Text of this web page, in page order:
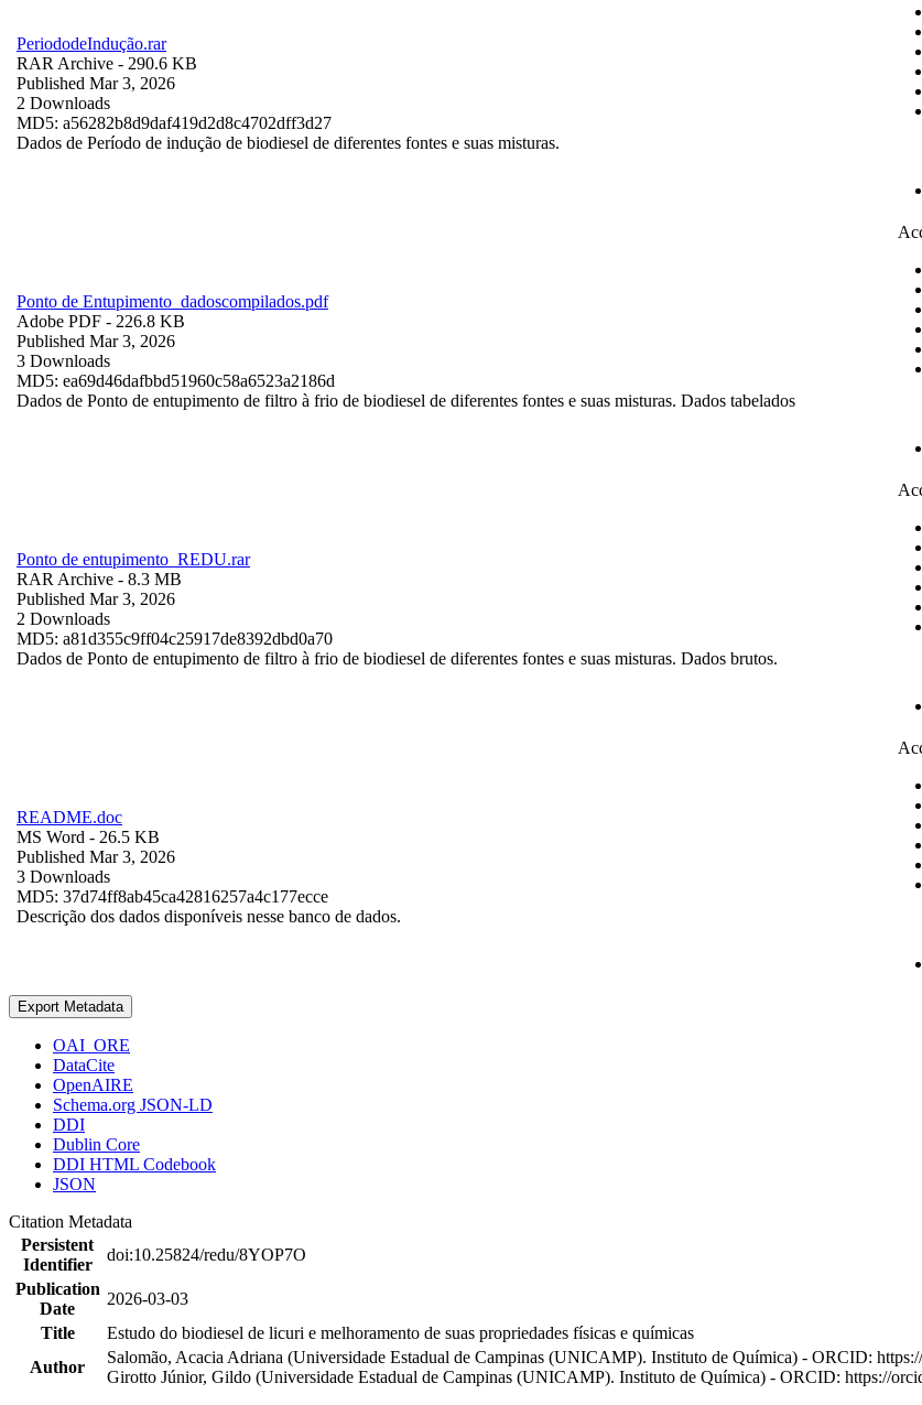
PeriododeIndução.rar
RAR Archive - 290.6 KB
Published Mar 3, 2026
2 Downloads
MD5: a56282b8d9daf419d2d8c4702dff3d27
Dados de Período de indução de biodiesel de diferentes fontes e suas misturas.
Ponto de Entupimento_dadoscompilados.pdf
Adobe PDF - 226.8 KB
Published Mar 3, 2026
3 Downloads
MD5: ea69d46dafbbd51960c58a6523a2186d
Dados de Ponto de entupimento de filtro à frio de biodiesel de diferentes fontes e suas misturas. Dados tabelados
Ponto de entupimento_REDU.rar
RAR Archive - 8.3 MB
Published Mar 3, 2026
2 Downloads
MD5: a81d355c9ff04c25917de8392dbd0a70
Dados de Ponto de entupimento de filtro à frio de biodiesel de diferentes fontes e suas misturas. Dados brutos.
README.doc
MS Word - 26.5 KB
Published Mar 3, 2026
3 Downloads
MD5: 37d74ff8ab45ca42816257a4c177ecce
Descrição dos dados disponíveis nesse banco de dados.
Export Metadata
OAI_ORE
DataCite
OpenAIRE
Schema.org JSON-LD
DDI
Dublin Core
DDI HTML Codebook
JSON
Citation Metadata
Persistent
Identifier
doi:10.25824/redu/8YOP7O
Publication
Date
2026-03-03
Title
Estudo do biodiesel de licuri e melhoramento de suas propriedades físicas e químicas
Author
Salomão, Acacia Adriana (Universidade Estadual de Campinas (UNICAMP). Instituto de Química) - ORCID:
Girotto Júnior, Gildo (Universidade Estadual de Campinas (UNICAMP). Instituto de Química) - ORCID: https://